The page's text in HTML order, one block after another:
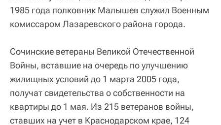
1985 года полковник Малышев служил Военным
комиссаром Лазаревского района города.
Сочинские ветераны Великой Отечественной
Войны, вставшие на очередь по улучшению
жилищных условий до 1 марта 2005 года,
получат свидетельства о собственности на
квартиры до 1 мая. Из 215 ветеранов войны,
ставших на учет в Краснодарском крае, 124